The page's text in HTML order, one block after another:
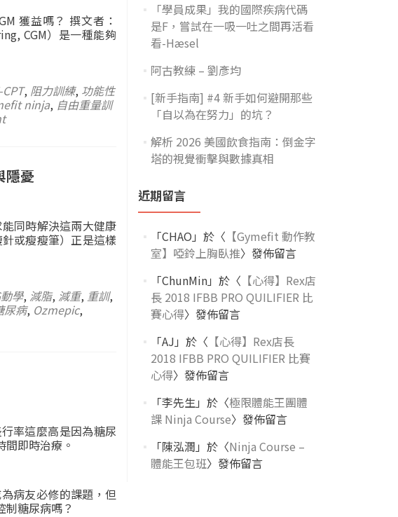
獲益嗎？ 撰文者：
CGM）是一種能夠
, 阻力訓練, 功能性
ninja, 自由重量訓
隱憂
同時解決這兩大健康
或瘦瘦筆）正是這樣
學, 減脂, 減重, 重訓,
尿病, Ozmepic,
率這麼高是因為糖尿
即時治療。
病友必修的課題，但
糖尿病嗎？
「學員成果」我的國際疾病代碼
是F，嘗試在一吸一吐之間再活看
看-Hæsel
阿古教練 – 劉彥均
[新手指南] #4 新手如何避開那些
「自以為在努力」的坑？
解析 2026 美國飲食指南：倒金字
塔的視覺衝擊與數據真相
近期留言
「CHAO 」於〈 【Gymefit 動作教
室】啞鈴上胸臥推〉發佈留言
「ChunMin」於〈 【心得】Rex店
長 2018 IFBB PRO QUILIFIER 比
賽心得〉發佈留言
「AJ 」於〈 【心得】Rex店長
2018 IFBB PRO QUILIFIER 比賽
心得〉發佈留言
「李先生」於〈極限體能王團體
課 Ninja Course〉發佈留言
「陳泓潤 」於〈Ninja Course –
體能王包班〉發佈留言